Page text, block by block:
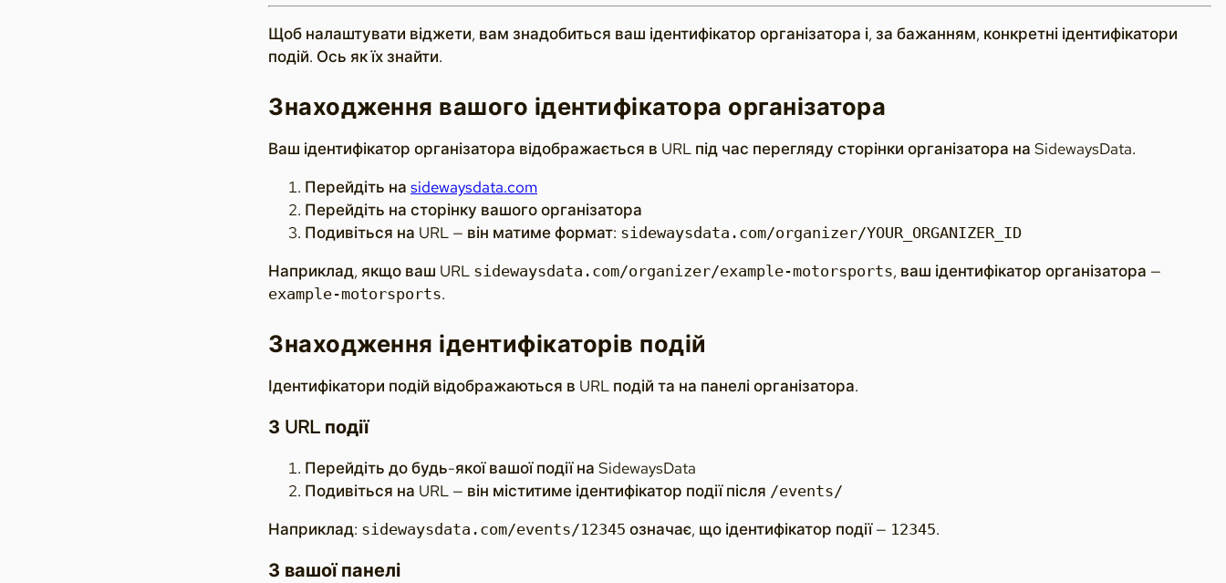
Щоб налаштувати віджети, вам знадобиться ваш ідентифікатор організатора і, за бажанням, конкретні ідентифікатори
подій. Ось як їх знайти.
Знаходження вашого ідентифікатора організатора
Ваш ідентифікатор організатора відображається в URL під час перегляду сторінки організатора на SidewaysData.
Перейдіть на sidewaysdata.com
Перейдіть на сторінку вашого організатора
Подивіться на URL — він матиме формат: sidewaysdata.com/organizer/YOUR_ORGANIZER_ID
Наприклад, якщо ваш URL sidewaysdata.com/organizer/example-motorsports, ваш ідентифікатор організатора —
example-motorsports.
Знаходження ідентифікаторів подій
Ідентифікатори подій відображаються в URL подій та на панелі організатора.
З URL події
Перейдіть до будь-якої вашої події на SidewaysData
Подивіться на URL — він міститиме ідентифікатор події після /events/
Наприклад: sidewaysdata.com/events/12345 означає, що ідентифікатор події — 12345.
З вашої панелі